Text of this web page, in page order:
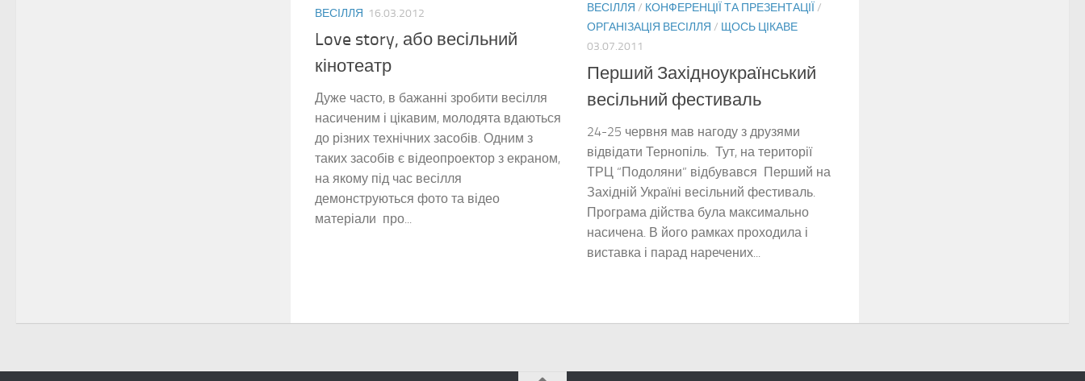
ВЕСІЛЛЯ 16.03.2012
Love story, або весільний
кінотеатр
Дуже часто, в бажанні зробити весілля
насиченим і цікавим, молодята вдаються
до різних технічних засобів. Одним з
таких засобів є відеопроектор з екраном,
на якому під час весілля
демонструються фото та відео
матеріали про...
ВЕСІЛЛЯ / КОНФЕРЕНЦІЇ ТА ПРЕЗЕНТАЦІЇ /
ОРГАНІЗАЦІЯ ВЕСІЛЛЯ / ЩОСЬ ЦІКАВЕ
03.07.2011
Перший Західноукраїнський
весільний фестиваль
24-25 червня мав нагоду з друзями
відвідати Тернопіль. Тут, на території
ТРЦ “Подоляни” відбувався Перший на
Західній Україні весільний фестиваль.
Програма дійства була максимально
насичена. В його рамках проходила і
виставка і парад наречених...